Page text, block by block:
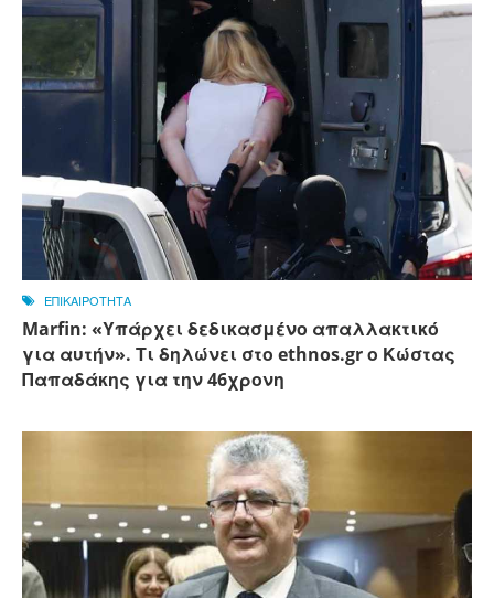
ΕΠΙΚΑΙΡΟΤΗΤΑ
Marfin: «Υπάρχει δεδικασμένο απαλλακτικό
για αυτήν». Τι δηλώνει στο ethnos.gr ο Κώστας
Παπαδάκης για την 46χρονη